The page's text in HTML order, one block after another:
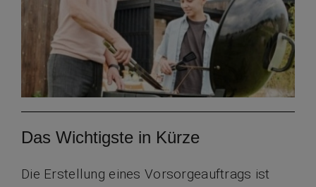
Das Wichtigste in Kürze
Die Erstellung eines Vorsorgeauftrags ist